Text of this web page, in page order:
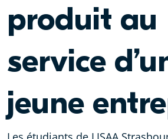
produit au
service
jeune